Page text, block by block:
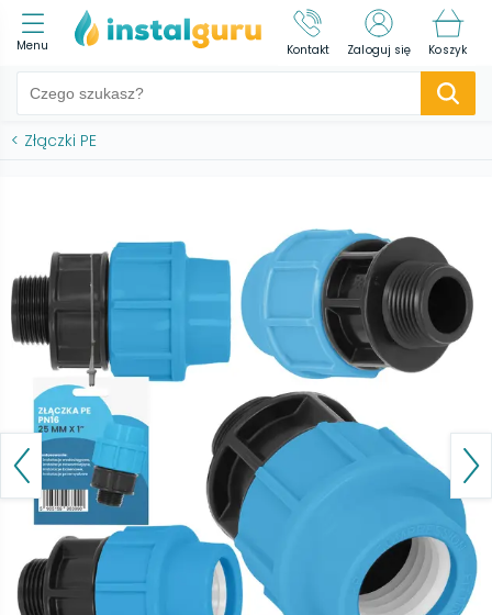
Menu Kontakt Zaloguj się Koszyk
< Złączki PE